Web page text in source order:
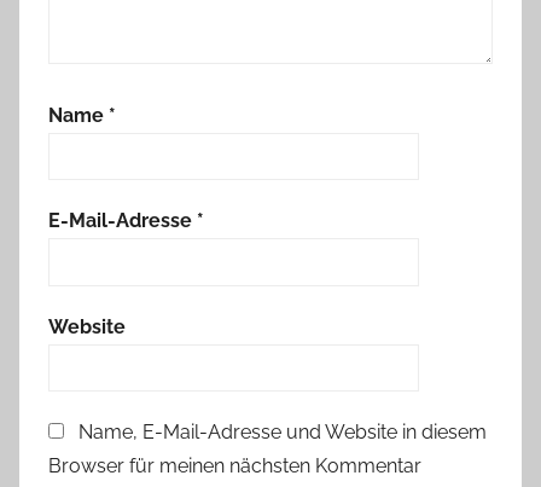
Name *
E-Mail-Adresse *
Website
Name, E-Mail-Adresse und Website in diesem
Browser für meinen nächsten Kommentar